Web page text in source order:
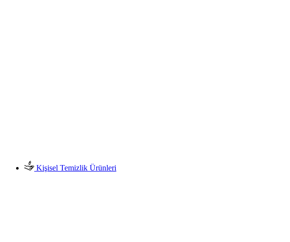
Kişisel Temizlik Ürünleri